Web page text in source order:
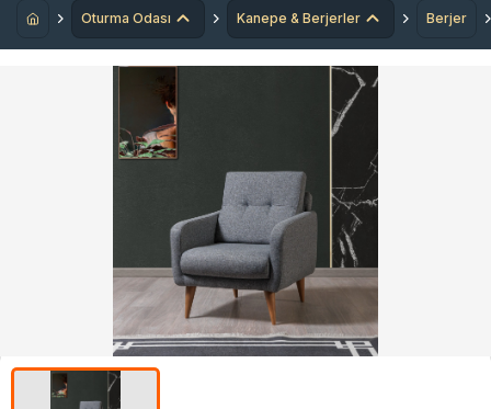
Oturma Odası Kanepe & Berjerler Berjer